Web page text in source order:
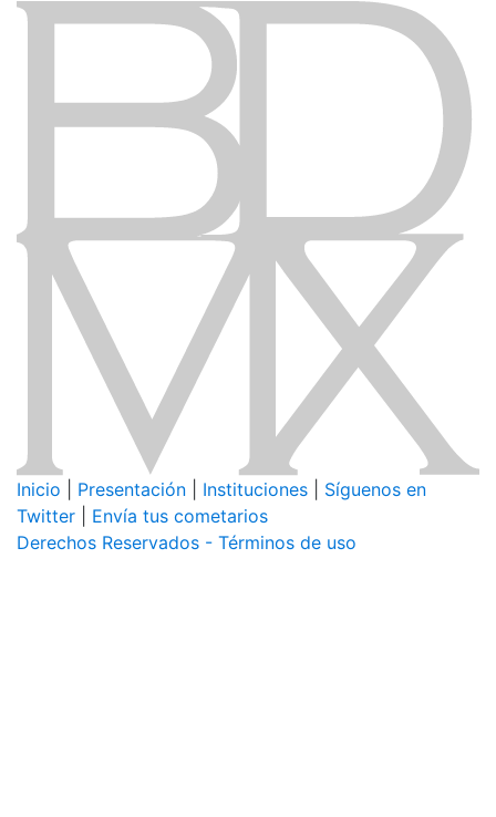
Inicio Presentación Instituciones
Síguenos en
Twitter
Envía tus cometarios
Derechos Reservados - Términos de uso